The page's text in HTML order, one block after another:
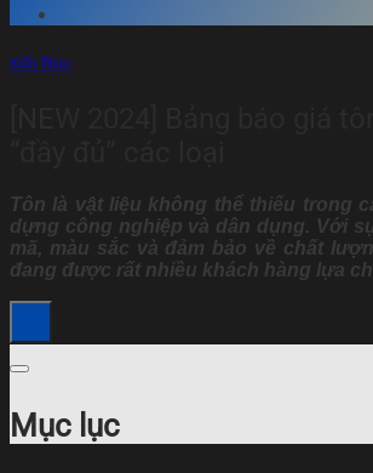
Kiến Thức
Tôn là vật liệu không thể thiếu trong
dựng công nghiệp và dân dụng. Với
mã, màu sắc và đảm bảo về chất
đang được rất nhiều khách hàng lựa
Mục lục